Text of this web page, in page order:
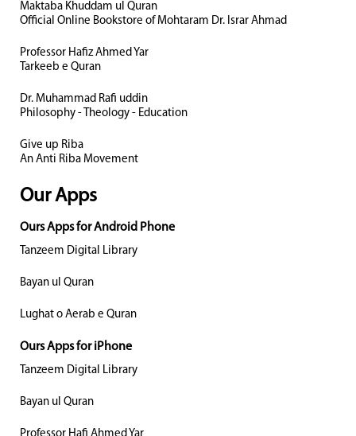
Maktaba Khuddam ul Quran
Official Online Bookstore of Mohtaram Dr. Israr Ahmad
Professor Hafiz Ahmed Yar
Tarkeeb e Quran
Dr. Muhammad Rafi uddin
Philosophy - Theology - Education
Give up Riba
An Anti Riba Movement
Our Apps
Ours Apps for Android Phone
Tanzeem Digital Library
Bayan ul Quran
Lughat o Aerab e Quran
Ours Apps for iPhone
Tanzeem Digital Library
Bayan ul Quran